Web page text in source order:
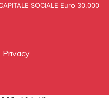
SOCIALE Euro 30.000
Privacy